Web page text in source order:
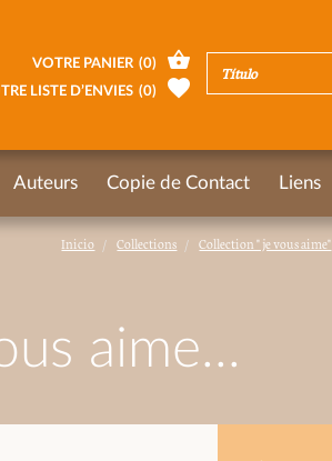
Inicio Collections Collection " je vous aime"
aime...
VOTRE PANIER (0)
LISTE D’ENVIES (0)
Auteurs Copie de Contact Liens